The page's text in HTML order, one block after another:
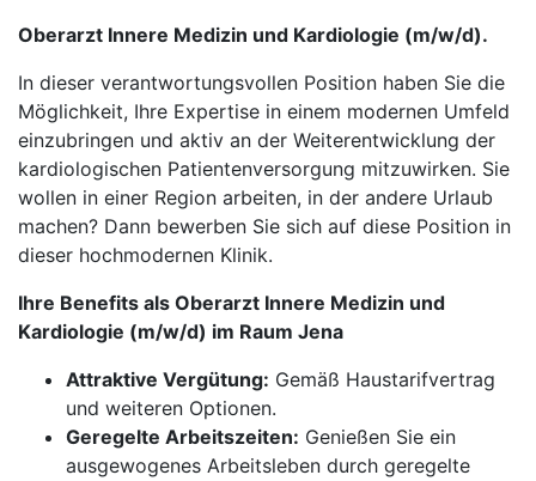
Oberarzt Innere Medizin und Kardiologie (m/w/d).
In dieser verantwortungsvollen Position haben Sie die
Möglichkeit, Ihre Expertise in einem modernen Umfeld
einzubringen und aktiv an der Weiterentwicklung der
kardiologischen Patientenversorgung mitzuwirken. Sie
wollen in einer Region arbeiten, in der andere Urlaub
machen? Dann bewerben Sie sich auf diese Position in
dieser hochmodernen Klinik.
Ihre Benefits als Oberarzt Innere Medizin und
Kardiologie (m/w/d) im Raum Jena
Attraktive Vergütung: Gemäß Haustarifvertrag
und weiteren Optionen.
Geregelte Arbeitszeiten: Genießen Sie ein
ausgewogenes Arbeitsleben durch geregelte